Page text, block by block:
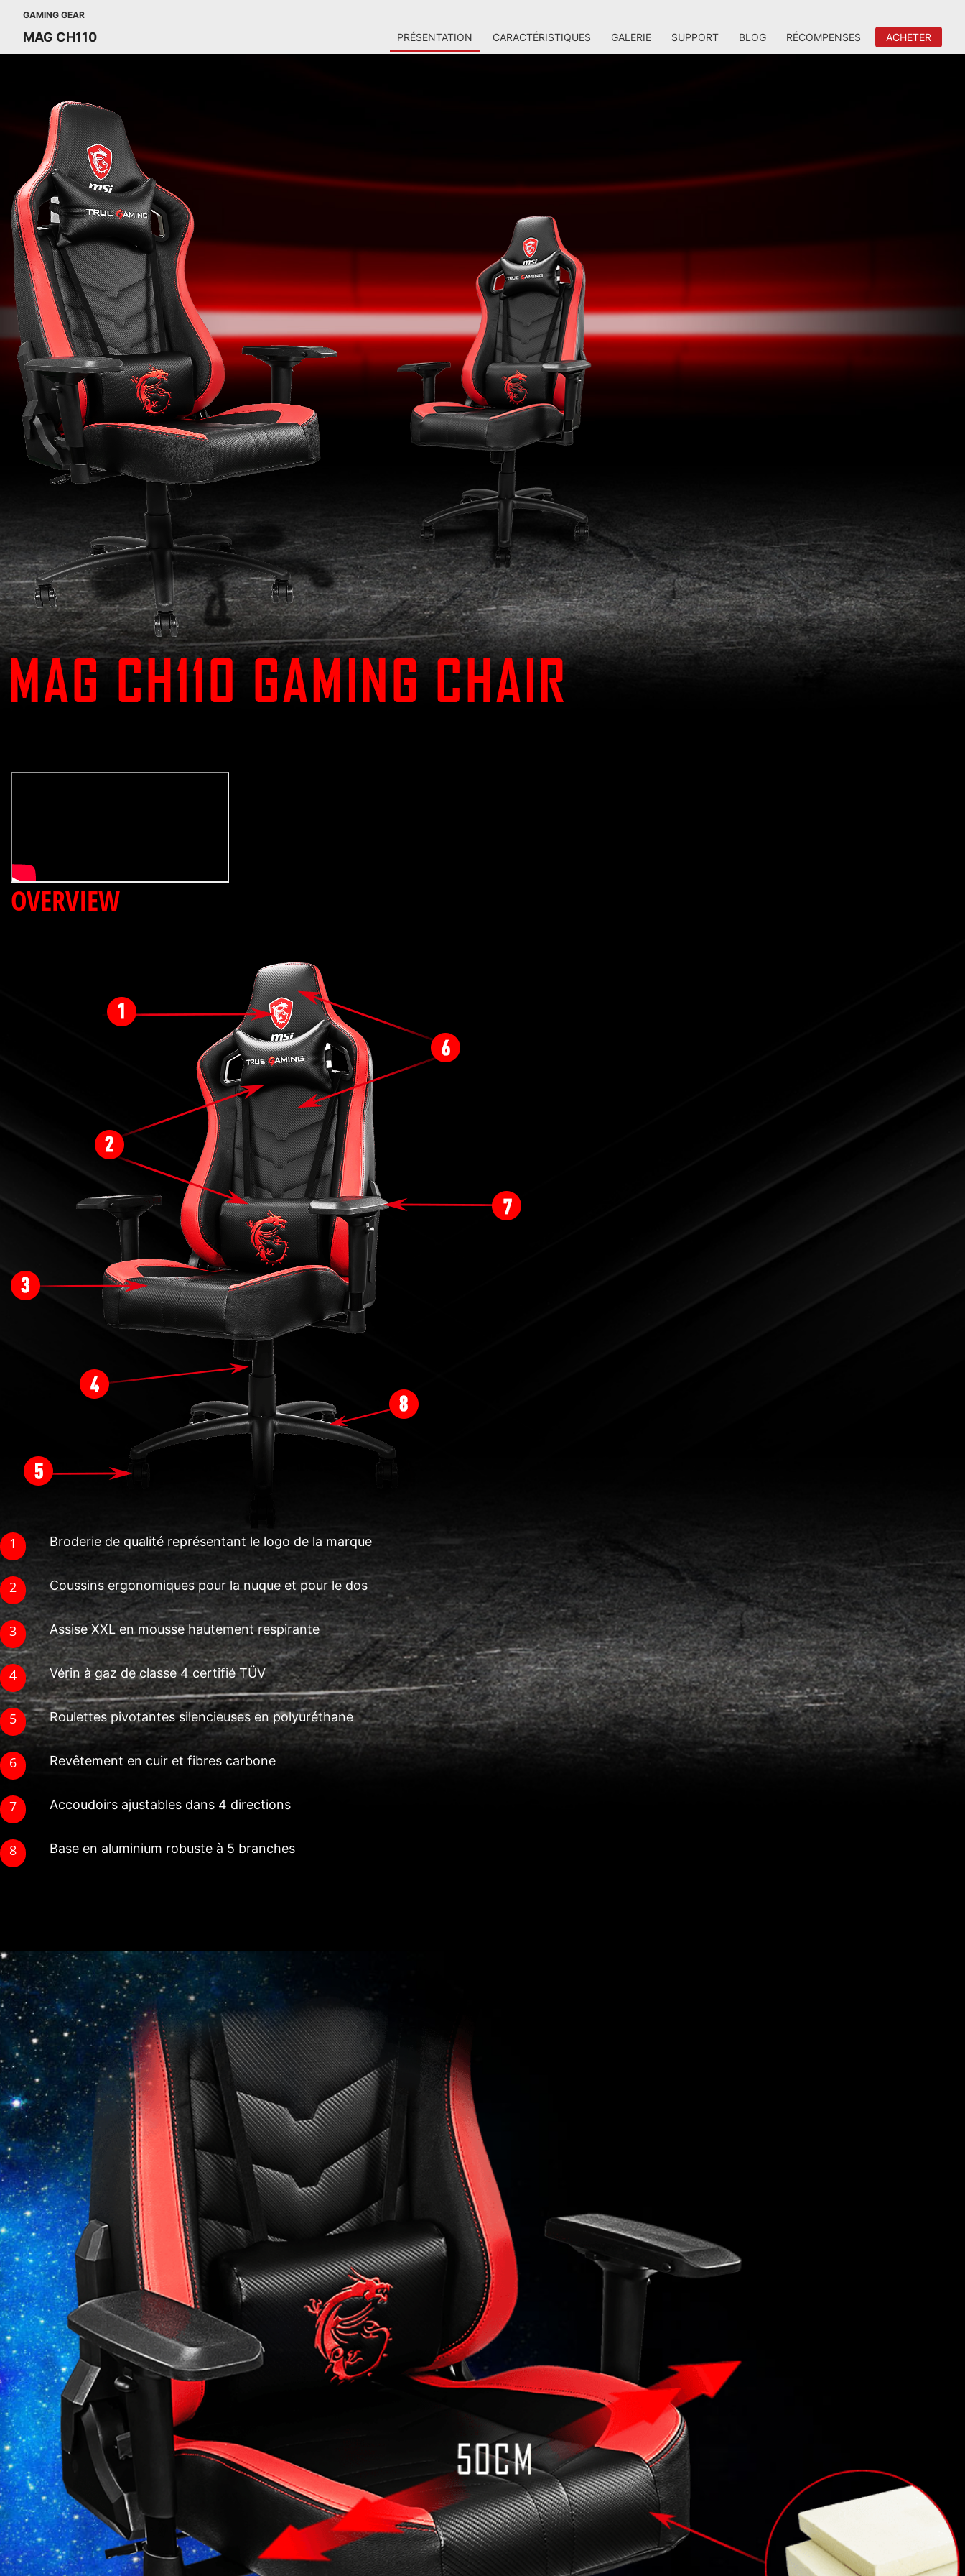
GAMING GEAR
MAG CH110 PRÉSENTATION CARACTÉRISTIQUES GALERIE SUPPORT BLOG RÉCOMPENSES ACHETER
OVERVIEW
Broderie de qualité représentant le logo de la marque
Coussins ergonomiques pour la nuque et pour le dos
Assise XXL en mousse hautement respirante
Vérin à gaz de classe 4 certifié TÜV
Roulettes pivotantes silencieuses en polyuréthane
Revêtement en cuir et fibres carbone
Accoudoirs ajustables dans 4 directions
Base en aluminium robuste à 5 branches